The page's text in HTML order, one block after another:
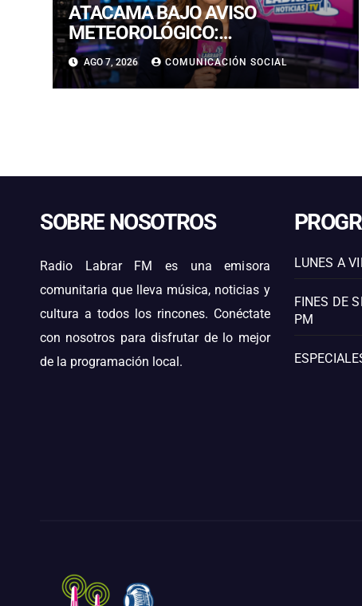
ATACAMA BAJO AVISO
METEOROLÓGICO:
PRONOSTICAN LLUVIAS E
ISOTERMA CERO ALTA EN
PRECORDILLERA Y CORDILLERA
AGO 7, 2026 COMUNICACIÓN SOCIAL
SOBRE NOSOTROS
Radio Labrar FM es una emisora
comunitaria que lleva música, noticias y
cultura a todos los rincones. Conéctate
con nosotros para disfrutar de lo mejor
de la programación local.
LUNES A
FINES DE
PM